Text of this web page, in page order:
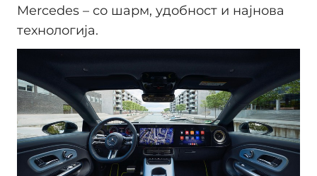
Mercedes – со шарм, удобност и најнова
технологија.